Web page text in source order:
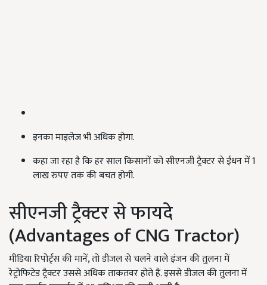
इनका माइलेज भी अधिक होगा.
कहा जा रहा है कि हर साल किसानों को सीएनजी ट्रैक्टर से ईंधन में 1
लाख रुपए तक की बचत होगी.
सीएनजी ट्रैक्टर से फायदे
(Advantages of CNG Tractor)
मीडिया रिपोर्ट्स की मानें, तो डीजल से चलने वाले इंजन की तुलना में
रेट्रोफिटेड ट्रैक्टर उससे अधिक ताकतवर होते हैं. इससे डीजल की तुलना में